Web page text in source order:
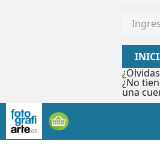
¿No
una